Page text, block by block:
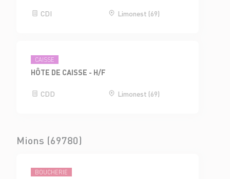
CDI Limonest (69)
CAISSE
HÔTE DE CAISSE - H/F
CDD Limonest (69)
Mions (69780)
BOUCHERIE